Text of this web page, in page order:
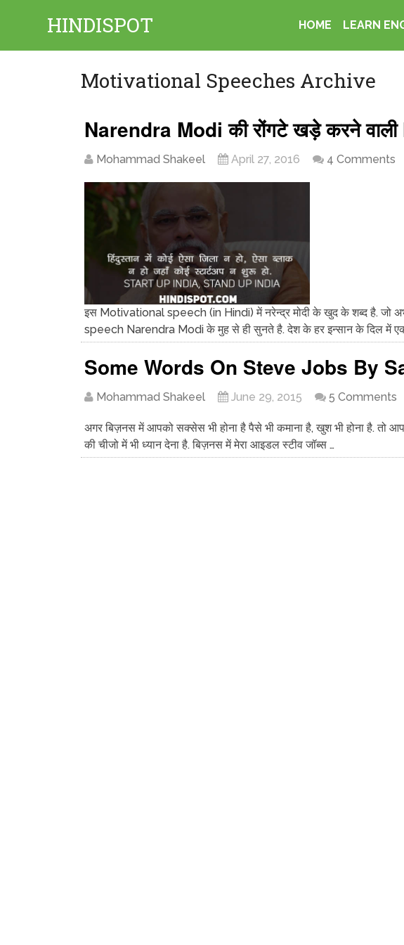
HINDISPOT HOME LEARN
Motivational Speeches Archive
Narendra Modi की रोंगटे खड़े करने
Mohammad Shakeel April 27, 2016 4 Comments
इस Motivational speech (in Hindi) में नरेन्द्र मोदी के खुद के शब्द है. जो
speech Narendra Modi के मुह से ही सुनते है. देश के हर इन्सान के दिल में
Some Words On Steve Jobs By
Mohammad Shakeel June 29, 2015 5 Comments
अगर बिज़नस में आपको सक्सेस भी होना है पैसे भी कमाना है, खुश भी होना है. तो
की चीजो में भी ध्यान देना है. बिज़नस में मेरा आइडल स्टीव जॉब्स …